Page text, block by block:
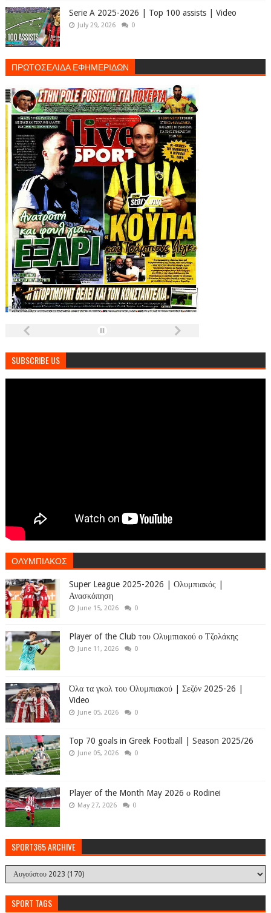
Serie A 2025-2026 | Top 100 assists | Video
July 29, 2026 0
ΠΡΩΤΟΣΕΛΙΔΑ ΕΦΗΜΕΡΙΔΩΝ
SUBSCRIBE US
ΟΛΥΜΠΙΑΚΟΣ
Super League 2025-2026 | Ολυμπιακός |
Ανασκόπηση
June 15, 2026 0
Player of the Club του Ολυμπιακού ο Τζολάκης
June 11, 2026 0
Όλα τα γκολ του Ολυμπιακού | Σεζόν 2025-26 |
Video
June 05, 2026 0
Top 70 goals in Greek Football | Season 2025/26
June 05, 2026 0
Player of the Month May 2026 ο Rodinei
May 27, 2026 0
SPORT365 ARCHIVE
SPORT TAGS